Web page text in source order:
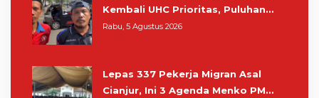
Kembali UHC Prioritas, Puluhan
Warga Unjuk Rasa di Pendopo
Rabu, 5 Agustus 2026
Lepas 337 Pekerja Migran Asal
Cianjur, Ini 3 Agenda Menko PM